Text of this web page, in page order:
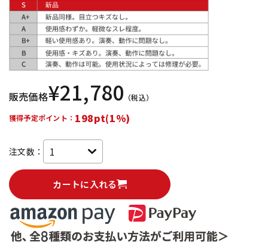
中古
販売価格¥21,780 （税込）
獲得予定ポイント： 198pt(1%)
注文数：
カートに入れる